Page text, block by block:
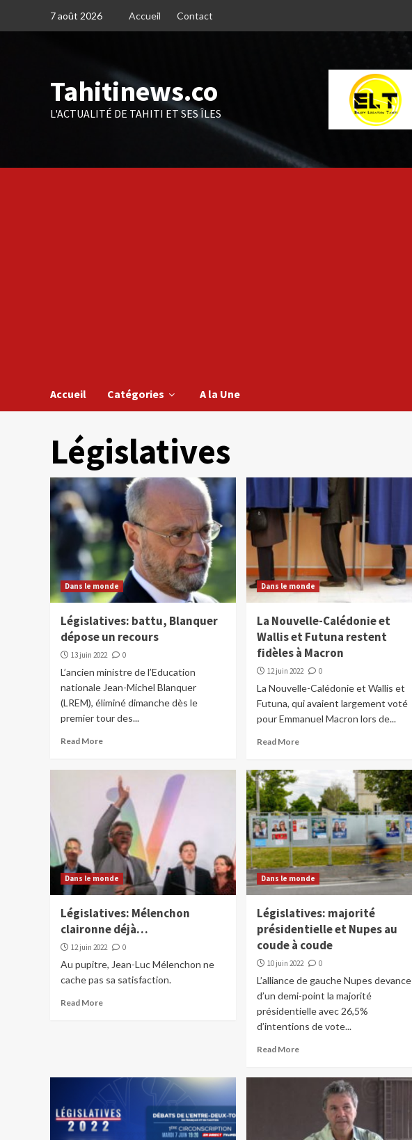
7 août 2026 Accueil Contact
Tahitinews.co
L'ACTUALITÉ DE TAHITI ET SES ÎLES
Accueil Catégories A la Une
Législatives
Dans le monde
Législatives: battu, Blanquer
dépose un recours
13 juin 2022 0
L’ancien ministre de l’Education
nationale Jean-Michel Blanquer
(LREM), éliminé dimanche dès le
premier tour des...
Read More
Dans le monde
La Nouvelle-Calédonie et
Wallis et Futuna restent
fidèles à Macron
12 juin 2022 0
La Nouvelle-Calédonie et Wallis et
Futuna, qui avaient largement voté
pour Emmanuel Macron lors de...
Read More
Dans le monde
Législatives: Mélenchon
claironne déjà…
12 juin 2022 0
Au pupitre, Jean-Luc Mélenchon ne
cache pas sa satisfaction.
Read More
Dans le monde
Législatives: majorité
présidentielle et Nupes au
coude à coude
10 juin 2022 0
L’alliance de gauche Nupes devance
d’un demi-point la majorité
présidentielle avec 26,5%
d’intentions de vote...
Read More